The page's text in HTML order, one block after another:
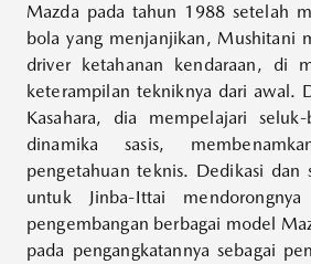
Mazda pada tahun 1988 setelah
bola yang menjanjikan, Mushitani
driver ketahanan kendaraan, di
keterampilan tekniknya dari awal.
Kasahara, dia mempelajari
dinamika sasis,
pengetahuan teknis. Dedikasi dan
untuk Jinba-Ittai
pengembangan berbagai model
pada pengangkatannya sebagai